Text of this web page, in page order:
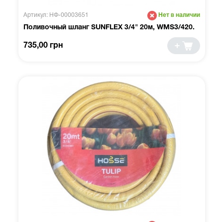
Артикул: НФ-00003651 Нет в наличии
Поливочный шланг SUNFLEX 3/4" 20м, WMS3/420.
735,00 грн